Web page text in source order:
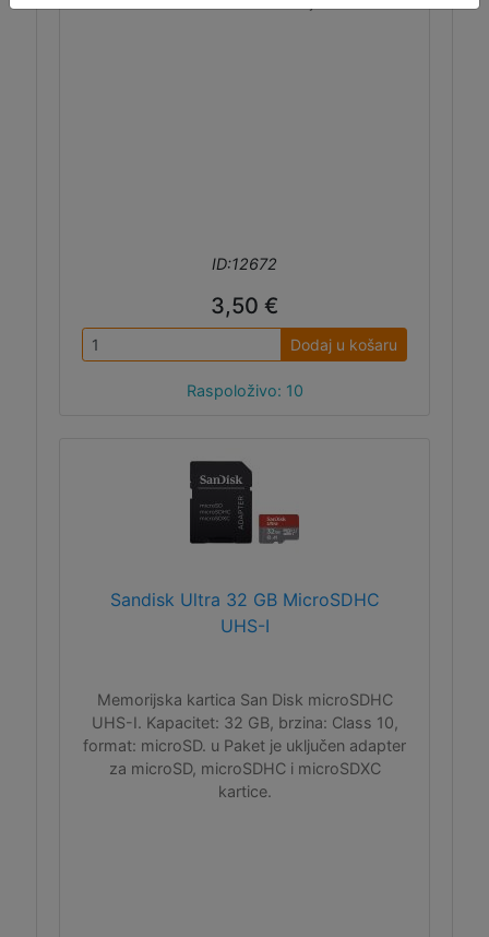
ID:12672
3,50 €
Dodaj u košaru
Raspoloživo: 10
Sandisk Ultra 32 GB MicroSDHC
UHS-I
Memorijska kartica San Disk microSDHC
UHS-I. Kapacitet: 32 GB, brzina: Class 10,
format: microSD. u Paket je uključen adapter
za microSD, microSDHC i microSDXC
kartice.